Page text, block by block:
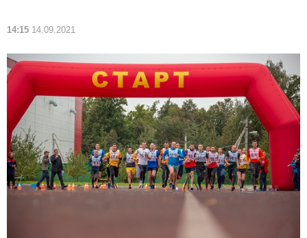
14:15 14.09.2021